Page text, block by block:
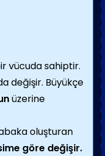
vücuda sahiptir.
değişir. Büyükçe
üzerine
oluşturan
göre değişir.